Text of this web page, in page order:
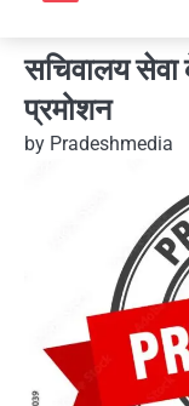
सचिवालय सेवा
प्रमोशन
by Pradeshmedia